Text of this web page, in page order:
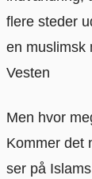
flere steder
en muslimsk
Vesten
Men hvor
Kommer det
ser på